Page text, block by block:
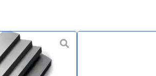
Le strisce di
tungsteno, sono
composti da